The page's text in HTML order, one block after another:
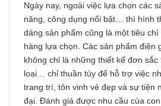
Ngày nay, ngoài việc lựa chọn các
năng, công dụng nổi bật… thì hình
dáng sản phẩm cũng là một tiêu
hàng lựa chọn. Các sản phẩm điện
không chỉ là những thiết kế đơn sắc
loại… chỉ thuần túy để hỗ trợ việc
trang trí, tôn vinh vẻ đẹp và sự tiện
đại. Đánh giá được nhu cầu của